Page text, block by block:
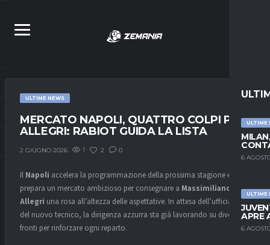
ULTIME
6
ULTIME
APRE
6
ULTIME NEWS
MERCATO NAPOLI, QUATTRO COLPI PER
ALLEGRI: RABIOT GUIDA LA LISTA
2 GIUGNO 2026 1 2 0
Il Napoli accelera la programmazione della prossima stagione e
prepara un mercato ambizioso per consegnare a Massimiliano
Allegri una rosa all’altezza delle aspettative. In attesa dell’ufficialità
del nuovo tecnico, la dirigenza azzurra sta già lavorando su diversi
fronti per rinforzare ogni reparto.